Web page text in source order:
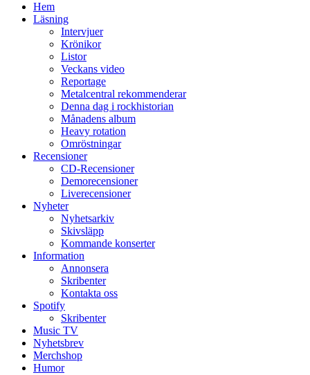
Hem
Läsning
Intervjuer
Krönikor
Listor
Veckans video
Reportage
Metalcentral rekommenderar
Denna dag i rockhistorian
Månadens album
Heavy rotation
Omröstningar
Recensioner
CD-Recensioner
Demorecensioner
Liverecensioner
Nyheter
Nyhetsarkiv
Skivsläpp
Kommande konserter
Information
Annonsera
Skribenter
Kontakta oss
Spotify
Skribenter
Music TV
Nyhetsbrev
Merchshop
Humor